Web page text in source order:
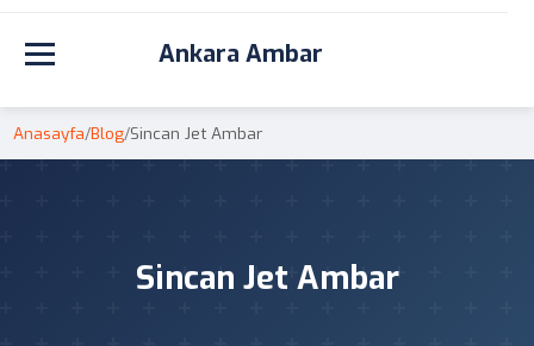
Toggle navigationAnkara Ambar
Anasayfa/Blog/Sincan Jet Ambar
Sincan Jet Ambar